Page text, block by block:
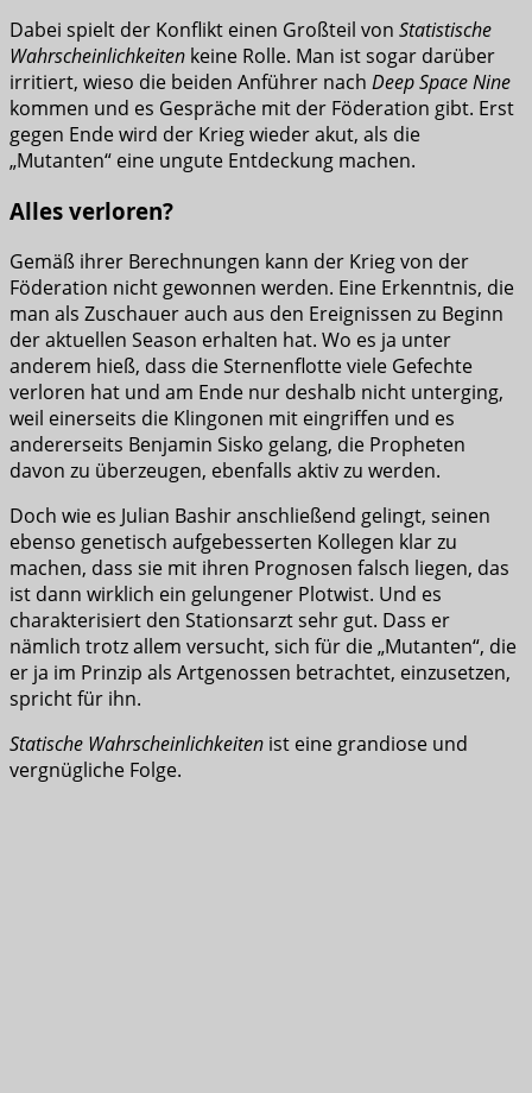
Dabei spielt der Konflikt einen Großteil von Statistische
Wahrscheinlichkeiten keine Rolle. Man ist sogar darüber
irritiert, wieso die beiden Anführer nach Deep Space Nine
kommen und es Gespräche mit der Föderation gibt. Erst
gegen Ende wird der Krieg wieder akut, als die
„Mutanten“ eine ungute Entdeckung machen.
Alles verloren?
Gemäß ihrer Berechnungen kann der Krieg von der
Föderation nicht gewonnen werden. Eine Erkenntnis, die
man als Zuschauer auch aus den Ereignissen zu Beginn
der aktuellen Season erhalten hat. Wo es ja unter
anderem hieß, dass die Sternenflotte viele Gefechte
verloren hat und am Ende nur deshalb nicht unterging,
weil einerseits die Klingonen mit eingriffen und es
andererseits Benjamin Sisko gelang, die Propheten
davon zu überzeugen, ebenfalls aktiv zu werden.
Doch wie es Julian Bashir anschließend gelingt, seinen
ebenso genetisch aufgebesserten Kollegen klar zu
machen, dass sie mit ihren Prognosen falsch liegen, das
ist dann wirklich ein gelungener Plotwist. Und es
charakterisiert den Stationsarzt sehr gut. Dass er
nämlich trotz allem versucht, sich für die „Mutanten“, die
er ja im Prinzip als Artgenossen betrachtet, einzusetzen,
spricht für ihn.
Statische Wahrscheinlichkeiten ist eine grandiose und
vergnügliche Folge.